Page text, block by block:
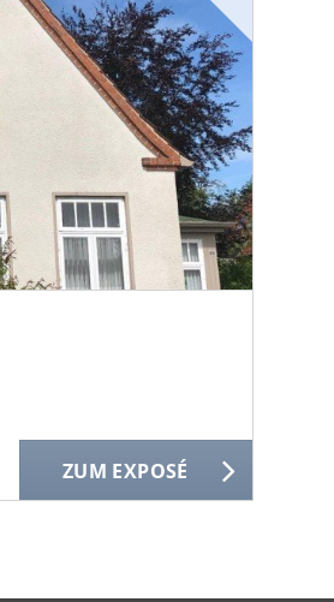
ZUM EXPOSÉ